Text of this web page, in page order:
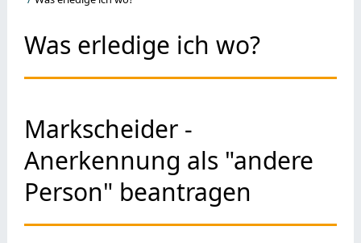
Was erledige ich wo?
Markscheider -
Anerkennung als "andere
Person" beantragen